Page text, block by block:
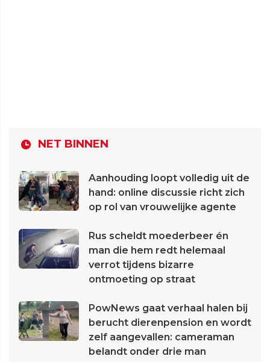
NET BINNEN
Aanhouding loopt volledig uit de
hand: online discussie richt zich
op rol van vrouwelijke agente
Rus scheldt moederbeer én
man die hem redt helemaal
verrot tijdens bizarre
ontmoeting op straat
PowNews gaat verhaal halen bij
berucht dierenpension en wordt
zelf aangevallen: cameraman
belandt onder drie man